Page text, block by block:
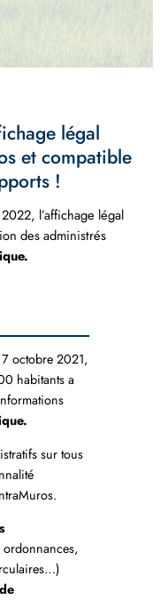
légal
et compatible
!
l’affichage légal
des administrés
7 octobre 2021,
habitants a
sur tous
ordonnances,